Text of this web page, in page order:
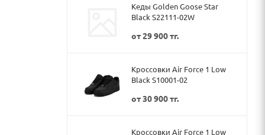
Кеды Golden Goose Star
Black S22111-02W
от29 900 тг.
Кроссовки Air Force 1 Low
Black S10001-02
от30 900 тг.
Кроссовки Air Force 1 Low